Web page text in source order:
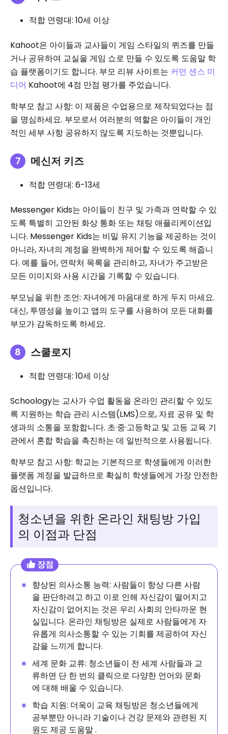
적합 연령대: 10세 이상
Kahoot은 아이들과 교사들이 게임 스타일의 퀴즈를 만들
거나 공유하여 교실을 게임 쇼로 만들 수 있도록 도움말 학
습 플랫폼이기도 합니다. 부모 리뷰 사이트는 커먼 센스 미
디어 Kahoot에 4점 만점 평가를 주었습니다.
학부모 참고 사항: 이 제품은 수업용으로 제작되었다는 점
을 명심하세요. 부모로서 여러분의 역할은 아이들이 개인
적인 세부 사항 공유하지 않도록 지도하는 것뿐입니다.
메신저 키즈
적합 연령대: 6-13세
Messenger Kids는 아이들이 친구 및 가족과 연락할 수 있
도록 특별히 고안된 화상 통화 또는 채팅 애플리케이션입
니다. Messenger Kids는 비밀 유지 기능을 제공하는 것이
아니라, 자녀의 계정을 완벽하게 제어할 수 있도록 해줍니
다. 예를 들어, 연락처 목록을 관리하고, 자녀가 주고받은
모든 이미지와 사용 시간을 기록할 수 있습니다.
부모님을 위한 조언: 자녀에게 마음대로 하게 두지 마세요.
대신, 투명성을 높이고 앱의 도구를 사용하여 모든 대화를
부모가 감독하도록 하세요.
스쿨로지
적합 연령대: 10세 이상
Schoology는 교사가 수업 활동을 온라인 관리할 수 있도
록 지원하는 학습 관리 시스템(LMS)으로, 자료 공유 및 학
생과의 소통을 포함합니다. 초·중·고등학교 및 고등 교육 기
관에서 혼합 학습을 촉진하는 데 일반적으로 사용됩니다.
학부모 참고 사항: 학교는 기본적으로 학생들에게 이러한
플랫폼 계정을 발급하므로 확실히 학생들에게 가장 안전한
옵션입니다.
청소년을 위한 온라인 채팅방 가입
의 이점과 단점
장점
향상된 의사소통 능력: 사람들이 항상 다른 사람
을 판단하려고 하고 이로 인해 자신감이 떨어지고
자신감이 없어지는 것은 우리 사회의 안타까운 현
실입니다. 온라인 채팅방은 실제로 사람들에게 자
유롭게 의사소통할 수 있는 기회를 제공하여 자신
감을 느끼게 합니다.
세계 문화 교류: 청소년들이 전 세계 사람들과 교
류하면 단 한 번의 클릭으로 다양한 언어와 문화
에 대해 배울 수 있습니다.
학습 지원: 더욱이 교육 채팅방은 청소년들에게
공부뿐만 아니라 기술이나 건강 문제와 관련된 지
원도 제공 도움말 .